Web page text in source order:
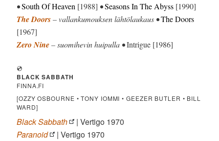
•South Of Heaven [1988] •Seasons In The Abyss [1990]
The Doors– vallankumouksen lähtölaukaus •The Doors
[1967]
Zero Nine– suomihevin huipulla •Intrigue [1986]
💿
BLACK SABBATH
FINNA.FI
[OZZY OSBOURNE • TONY IOMMI • GEEZER BUTLER • BILL
WARD]
Black Sabbath
| Vertigo 1970
Paranoid
| Vertigo 1970